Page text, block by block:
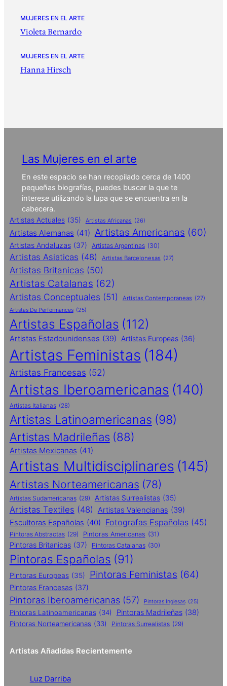
MUJERES EN EL ARTE
Violeta Bernardo
MUJERES EN EL ARTE
Hanna Hirsch
Las Mujeres en el arte
En este espacio se han recopilado cerca de 1400
pequeñas biografías, puedes buscar la que te
interese utilizando la lupa que se encuentra en la
cabecera.
Artistas Actuales (35) Artistas Africanas (26)
Artistas Alemanas (41) Artistas Americanas (60)
Artistas Andaluzas (37) Artistas Argentinas (30)
Artistas Asiaticas (48) Artistas Barcelonesas (27)
Artistas Britanicas (50)
Artistas Catalanas (62)
Artistas Conceptuales (51) Artistas Contemporaneas (27)
Artistas De Performances (25)
Artistas Españolas (112)
Artistas Estadounidenses (39) Artistas Europeas (36)
Artistas Feministas (184)
Artistas Francesas (52)
Artistas Iberoamericanas (140)
Artistas Italianas (28)
Artistas Latinoamericanas (98)
Artistas Madrileñas (88)
Artistas Mexicanas (41)
Artistas Multidisciplinares (145)
Artistas Norteamericanas (78)
Artistas Sudamericanas (29) Artistas Surrealistas (35)
Artistas Textiles (48) Artistas Valencianas (39)
Escultoras Españolas (40) Fotografas Españolas (45)
Pintoras Abstractas (29) Pintoras Americanas (31)
Pintoras Britanicas (37) Pintoras Catalanas (30)
Pintoras Españolas (91)
Pintoras Europeas (35) Pintoras Feministas (64)
Pintoras Francesas (37)
Pintoras Iberoamericanas (57) Pintoras Inglesas (25)
Pintoras Latinoamericanas (34) Pintoras Madrileñas (38)
Pintoras Norteamericanas (33) Pintoras Surrealistas (29)
Artistas Añadidas Recientemente
Luz Darriba